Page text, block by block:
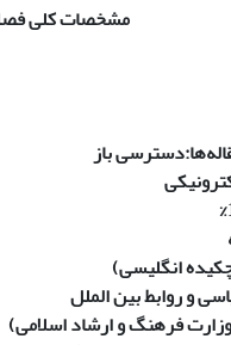
مشخصات کلی
دسترسی باز
انگلیسی)
و روابط بین ­الملل
فرهنگ و ارشاد اسلامی)